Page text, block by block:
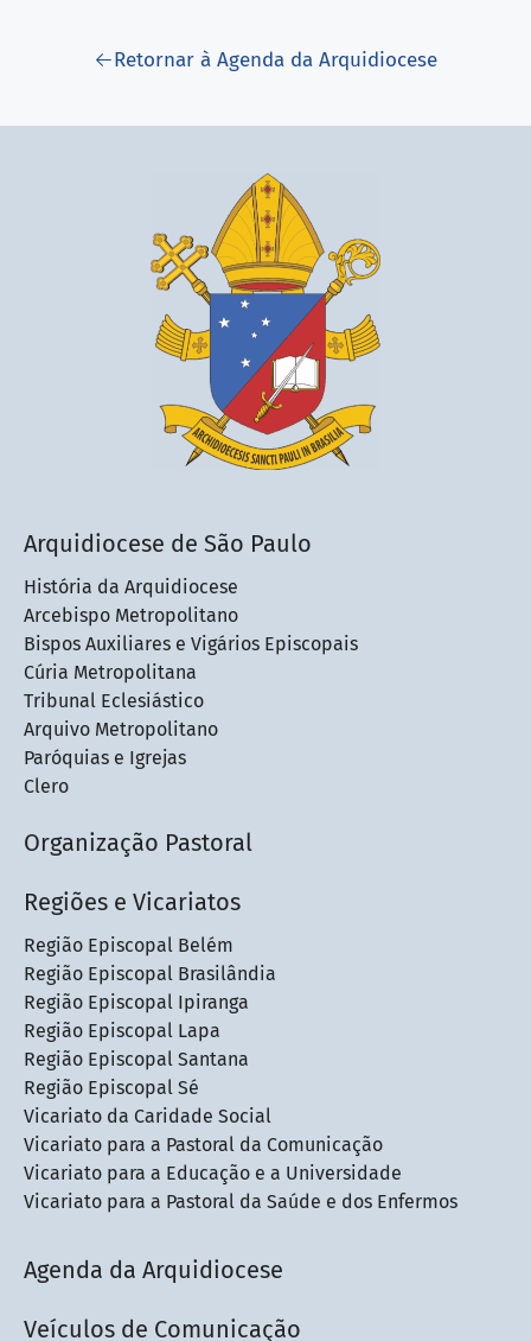
Retornar à Agenda da Arquidiocese
Arquidiocese de São Paulo
História da Arquidiocese
Arcebispo Metropolitano
Bispos Auxiliares e Vigários Episcopais
Cúria Metropolitana
Tribunal Eclesiástico
Arquivo Metropolitano
Paróquias e Igrejas
Clero
Organização Pastoral
Regiões e Vicariatos
Região Episcopal Belém
Região Episcopal Brasilândia
Região Episcopal Ipiranga
Região Episcopal Lapa
Região Episcopal Santana
Região Episcopal Sé
Vicariato da Caridade Social
Vicariato para a Pastoral da Comunicação
Vicariato para a Educação e a Universidade
Vicariato para a Pastoral da Saúde e dos Enfermos
Agenda da Arquidiocese
Veículos de Comunicação